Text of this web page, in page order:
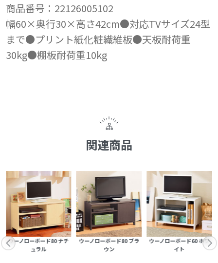
商品番号：22126005102
幅60×奥行30×高さ42cm●対応TVサイズ24型
まで●プリント紙化粧繊維板●天板耐荷重
30kg●棚板耐荷重10kg
関連商品
ウーノローボード80 ナチ
ュラル
ウーノローボード80 ブラ
ウン
ウーノローボード60 ホワ
イト